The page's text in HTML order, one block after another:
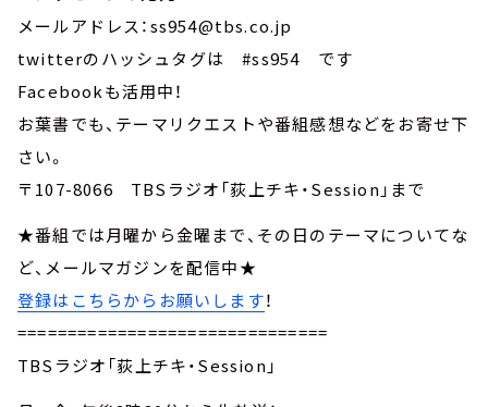
メールアドレス：ss954@tbs.co.jp
twitterのハッシュタグは #ss954 です
Facebookも活用中！
お葉書でも、テーマリクエストや番組感想などをお寄せ下
さい。
〒107-8066 TBSラジオ「荻上チキ・Session」まで
★番組では月曜から金曜まで、その日のテーマについてな
ど、メールマガジンを配信中★
登録はこちらからお願いします！
===============================
TBSラジオ「荻上チキ・Session」